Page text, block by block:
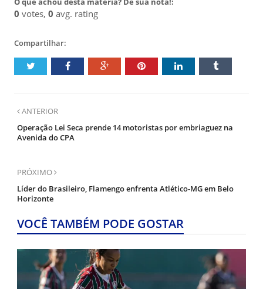
0 votes, 0 avg. rating
Compartilhar:
ANTERIOR
Operação Lei Seca prende 14 motoristas por embriaguez na
Avenida do CPA
PRÓXIMO
Líder do Brasileiro, Flamengo enfrenta Atlético-MG em Belo
Horizonte
VOCÊ TAMBÉM PODE GOSTAR